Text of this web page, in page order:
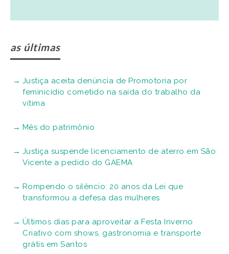
as últimas
Justiça aceita denúncia de Promotoria por
feminicídio cometido na saída do trabalho da
vítima
Mês do patrimônio
Justiça suspende licenciamento de aterro em São
Vicente a pedido do GAEMA
Rompendo o silêncio: 20 anos da Lei que
transformou a defesa das mulheres
Últimos dias para aproveitar a Festa Inverno
Criativo com shows, gastronomia e transporte
grátis em Santos